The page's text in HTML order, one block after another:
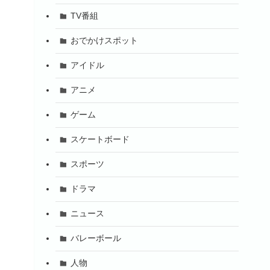
TV番組
おでかけスポット
アイドル
アニメ
ゲーム
スケートボード
スポーツ
ドラマ
ニュース
バレーボール
人物